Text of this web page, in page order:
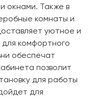
окнами. Также в
комнаты и
уютное и
комфортного
обеспечат
позволит
для работы
для